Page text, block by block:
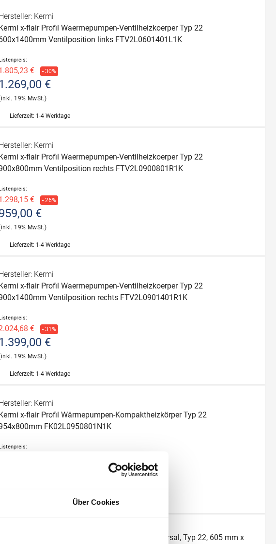
Über Cookies
Kermi
x-flair Profil Waermepumpen-Ventilheizkoerper Typ 22
Ventilposition links FTV2L0601401L1K
€ - 30%
1.269,00 €
19% MwSt.)
Lieferzeit: 1-4 Werktage
Kermi
x-flair Profil Waermepumpen-Ventilheizkoerper Typ 22
Ventilposition rechts FTV2L0900801R1K
€ - 26%
€
19% MwSt.)
Lieferzeit: 1-4 Werktage
Kermi
x-flair Profil Waermepumpen-Ventilheizkoerper Typ 22
Ventilposition rechts FTV2L0901401R1K
€ - 31%
1.399,00 €
19% MwSt.)
Lieferzeit: 1-4 Werktage
Kermi
x-flair Profil Wärmepumpen-Kompaktheizkörper Typ 22
FK02L0950801N1K
Kermi x-flair Plan Wärmepumpenheizkörper-Universal, Typ 22, 605 mm x